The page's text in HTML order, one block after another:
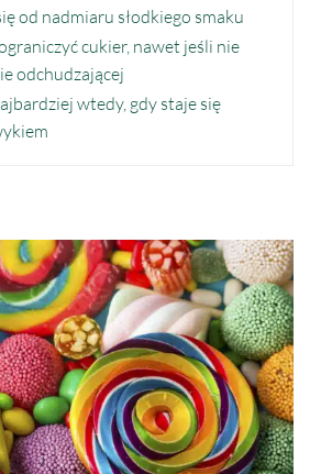
od nadmiaru słodkiego smaku
cukier, nawet jeśli nie
odchudzającej
wtedy, gdy staje się